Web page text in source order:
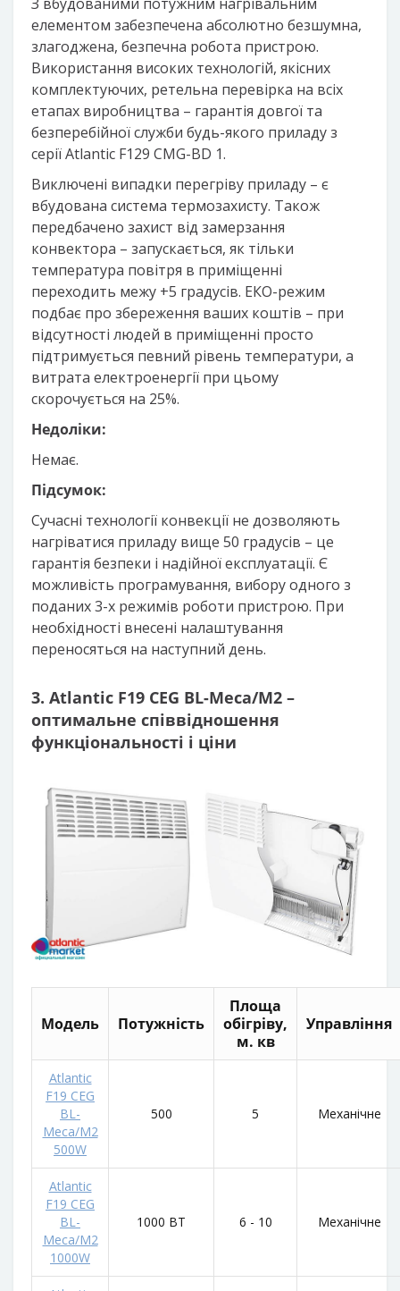
З вбудованими потужним нагрівальним
елементом забезпечена абсолютно безшумна,
злагоджена, безпечна робота пристрою.
Використання високих технологій, якісних
комплектуючих, ретельна перевірка на всіх
етапах виробництва – гарантія довгої та
безперебійної служби будь-якого приладу з
серії Atlantic F129 CMG-BD 1.
Виключені випадки перегріву приладу – є
вбудована система термозахисту. Також
передбачено захист від замерзання
конвектора – запускається, як тільки
температура повітря в приміщенні
переходить межу +5 градусів. ЕКО-режим
подбає про збереження ваших коштів – при
відсутності людей в приміщенні просто
підтримується певний рівень температури, а
витрата електроенергії при цьому
скорочується на 25%.
Недоліки:
Немає.
Підсумок:
Сучасні технології конвекції не дозволяють
нагріватися приладу вище 50 градусів – це
гарантія безпеки і надійної експлуатації. Є
можливість програмування, вибору одного з
поданих 3-х режимів роботи пристрою. При
необхідності внесені налаштування
переносяться на наступний день.
3. Atlantic F19 CEG BL-Meca/M2 –
оптимальне співвідношення
функціональності і ціни
Модель Потужність
Площа
обігріву,
м. кв
Управління
Atlantic
F19 CEG
BL-
Meca/M2
500W
500 5 Механічне
Atlantic
F19 CEG
BL-
Meca/M2
1000W
1000 ВТ 6 - 10 Механічне